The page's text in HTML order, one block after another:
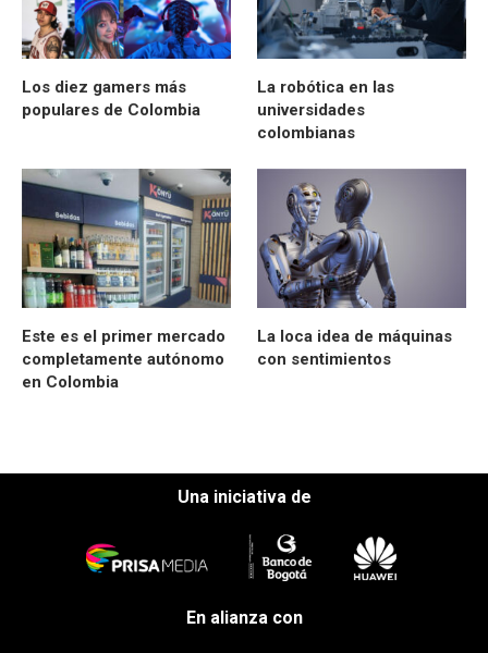
Los diez gamers más
populares de Colombia
La robótica en las
universidades
colombianas
Este es el primer mercado
completamente autónomo
en Colombia
La loca idea de máquinas
con sentimientos
Una iniciativa de
En alianza con